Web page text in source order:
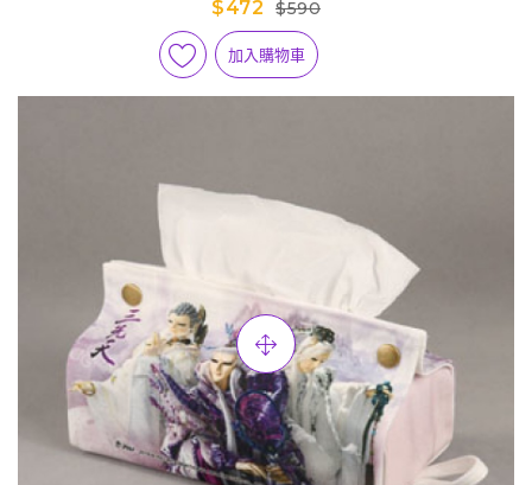
$472
$590
加入購物車